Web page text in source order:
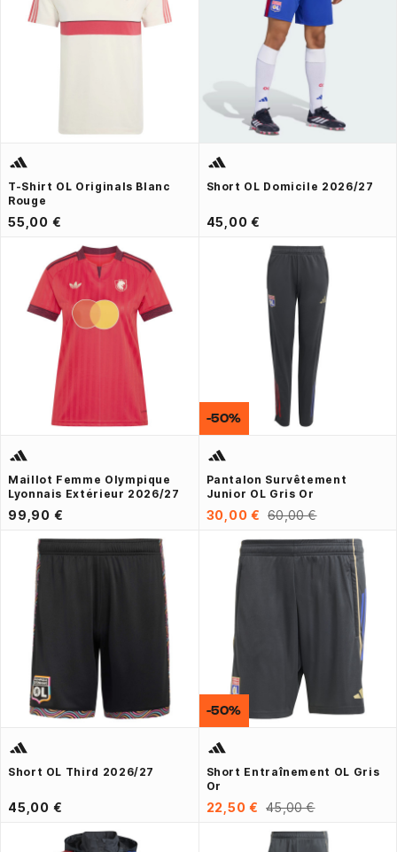
T-Shirt OL Originals Blanc
Rouge
55,00 €
Short OL Domicile 2026/27
45,00 €
Maillot Femme Olympique
Lyonnais Extérieur 2026/27
99,90 €
Pantalon Survêtement
Junior OL Gris Or
30,00 € 60,00 €
-50%
Short OL Third 2026/27
45,00 €
Short Entraînement OL Gris
Or
22,50 € 45,00 €
-50%